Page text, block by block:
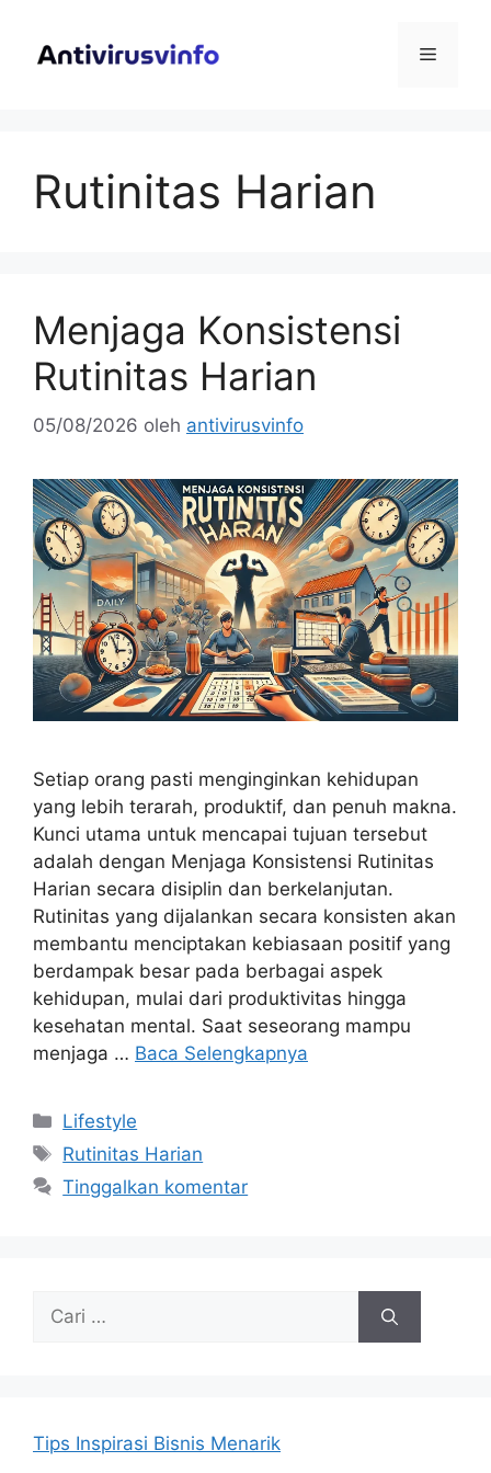
Menu
Rutinitas Harian
Menjaga Konsistensi
Rutinitas Harian
05/08/2026 oleh antivirusvinfo
Setiap orang pasti menginginkan kehidupan
yang lebih terarah, produktif, dan penuh makna.
Kunci utama untuk mencapai tujuan tersebut
adalah dengan Menjaga Konsistensi Rutinitas
Harian secara disiplin dan berkelanjutan.
Rutinitas yang dijalankan secara konsisten akan
membantu menciptakan kebiasaan positif yang
berdampak besar pada berbagai aspek
kehidupan, mulai dari produktivitas hingga
kesehatan mental. Saat seseorang mampu
menjaga … Baca Selengkapnya
Kategori
Lifestyle
Tag
Rutinitas Harian
Tinggalkan komentar
Cari
Tips Inspirasi Bisnis Menarik